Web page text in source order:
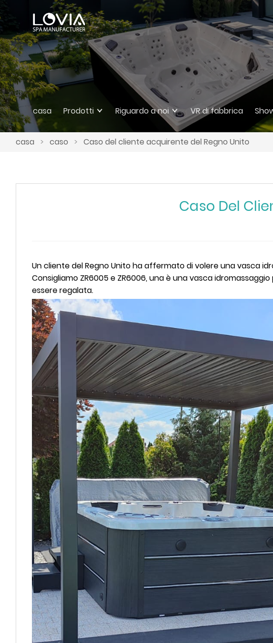
casa Prodotti Riguardo a noi VR di fabbrica
casa > caso > Caso del cliente acquirente del Regno Unito
Caso Del
Un cliente del Regno Unito ha affermato di volere una vasca
Consigliamo ZR6005 e ZR6006, una è una vasca
essere regalata.